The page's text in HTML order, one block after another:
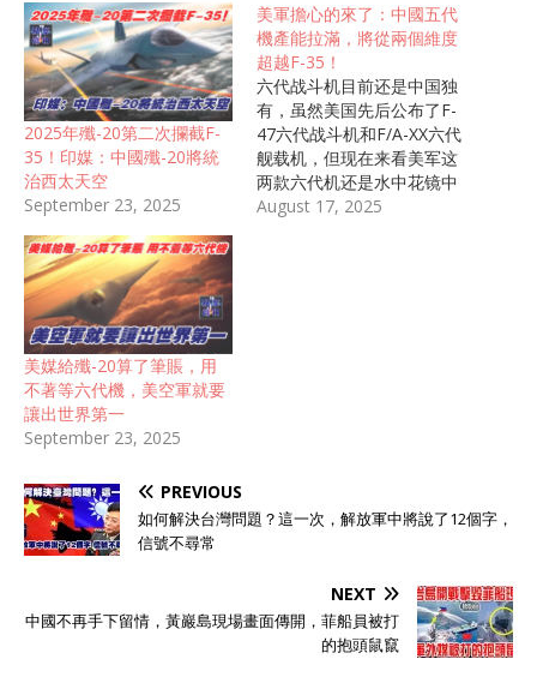
2025年殲-20第二次攔截F-
35！印媒：中國殲-20將統
治西太天空
September 23, 2025
美軍擔心的來了：中國五代
機產能拉滿，將從兩個維度
超越F-35！
六代战斗机目前还是中国独
有，虽然美国先后公布了F-
47六代战斗机和F/A-XX六代
舰载机，但现在来看美军这
两款六代机还是水中花镜中
月，别说什么时候能首飞，
列装五代战斗机，但目前美
F-35无疑是年产量最高的一
款五代机，同时截止到今年
2月份量产型F-35战斗机的
数量已经达到了1100架，因
August 17, 2025
美媒給殲-20算了筆賬，用
不著等六代機，美空軍就要
讓出世界第一
September 23, 2025
PREVIOUS
如何解決台灣問題？這一次，解放軍中將說了12個字，
信號不尋常
NEXT
中國不再手下留情，黃巖島現場畫面傳開，菲船員被打
的抱頭鼠竄